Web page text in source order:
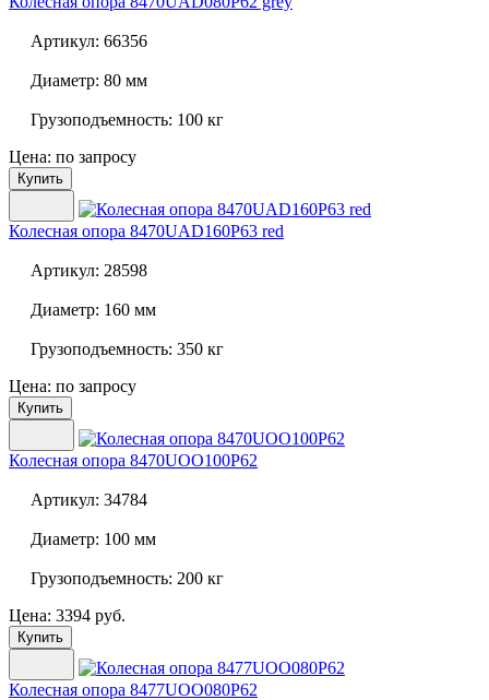
Артикул: 66356
Диаметр: 80 мм
Грузоподъемность: 100 кг
Цена: по запросу
Купить
Колесная опора 8470UAD160P63 red
Артикул: 28598
Диаметр: 160 мм
Грузоподъемность: 350 кг
Цена: по запросу
Купить
Колесная опора 8470UOO100P62
Артикул: 34784
Диаметр: 100 мм
Грузоподъемность: 200 кг
Цена: 3394 руб.
Купить
Колесная опора 8477UOO080P62